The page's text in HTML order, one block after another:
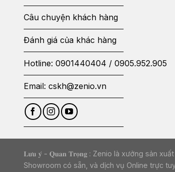
Câu chuyện khách hàng
Đánh giá của khác hàng
Hotline: 0901440404 / 0905.952.905
Email: cskh@zenio.vn
𝐋𝐮̛𝐮 𝐲́ - 𝐐𝐮𝐚𝐧 𝐓𝐫𝐨̣𝐧𝐠 : Zenio là xưởng sản
Showroom có sẵn, và dịch vụ Online trực